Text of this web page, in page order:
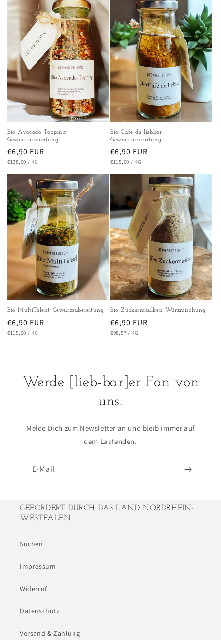
Bio Avocado Topping
Gewürzzubereitung
Normaler
Preis
€6,90 EUR
GRUNDPREIS
€138,00 / PRO
KG
Bio Café de liebbar
Gewürzzubereitung
Normaler
Preis
€6,90 EUR
GRUNDPREIS
€115,00 / PRO
KG
Bio MultiTalent Gewürzzubereitung
Normaler
Preis
€6,90 EUR
GRUNDPREIS
€115,00 / PRO
KG
Bio Zuckermäulken Würzmischung
Normaler
Preis
€6,90 EUR
GRUNDPREIS
€98,57 / PRO
KG
Werde [lieb-bar]er Fan von
uns.
Melde Dich zum Newsletter an und bleib immer auf
dem Laufenden.
E-Mail
GEFÖRDERT DURCH DAS LAND NORDRHEIN-
WESTFALEN
Suchen
Impressum
Widerruf
Datenschutz
Versand & Zahlung